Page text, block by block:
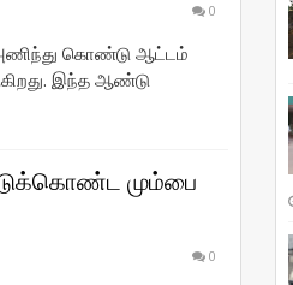
0
கொண்டு ஆட்டம்
இந்த ஆண்டு
மும்பை
0